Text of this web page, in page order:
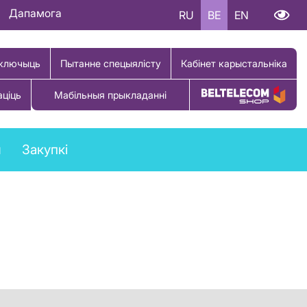
Дапамога RU BE EN
Пытанне спецыялісту Кабінет карыстальніка
Мабільныя прыкладанні Купіць тавар
Закупкі